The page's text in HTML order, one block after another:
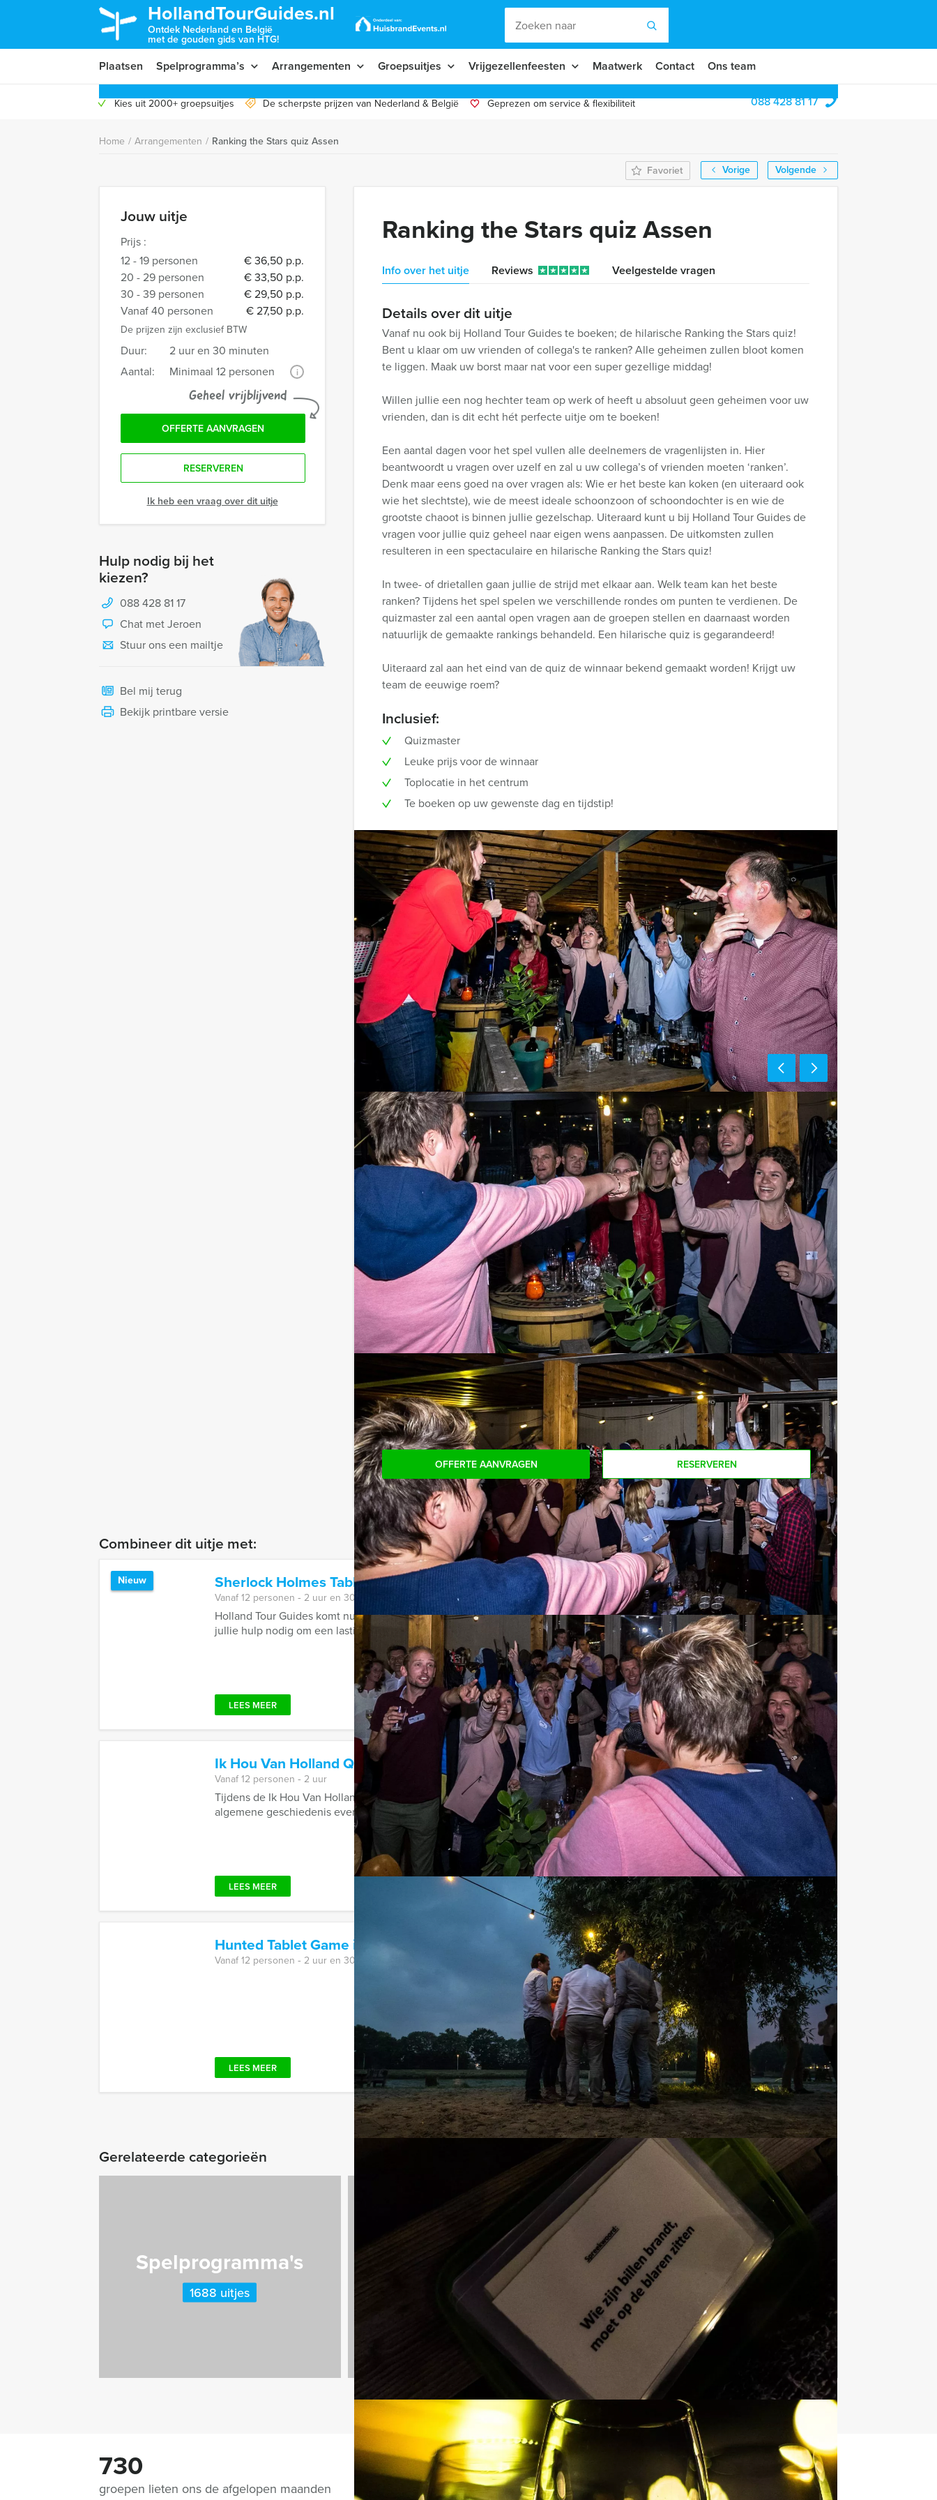
HollandTourGuides.nl
Ontdek Nederland en België
met de gouden gids van HTG!
Plaatsen Spelprogramma’s Arrangementen Groepsuitjes Vrijgezellenfeesten Maatwerk Contact Ons team
Kies uit 2000+ groepsuitjes De scherpste prijzen van Nederland & België Geprezen om service & flexibiliteit 088 428 81 17
Home / Arrangementen / Ranking the Stars quiz Assen
Vorige
Volgende
Favoriet
Jouw uitje
Prijs :
12 - 19 personen
€ 36,50 p.p.
20 - 29 personen
€ 33,50 p.p.
30 - 39 personen
€ 29,50 p.p.
Vanaf 40 personen
€ 27,50 p.p.
De prijzen zijn exclusief BTW
Duur:
2 uur en 30 minuten
Aantal:
Minimaal 12 personen i
Geheel vrijblijvend
OFFERTE AANVRAGEN
RESERVEREN
Ik heb een vraag over dit uitje
Hulp nodig bij het
kiezen?
088 428 81 17
Chat met Jeroen
Stuur ons een mailtje
Bel mij terug
Bekijk printbare versie
Ranking the Stars quiz Assen
Info over het uitje Reviews Veelgestelde vragen
Details over dit uitje
Vanaf nu ook bij Holland Tour Guides te boeken; de hilarische Ranking the Stars quiz!
Bent u klaar om uw vrienden of collega's te ranken? Alle geheimen zullen bloot komen
te liggen. Maak uw borst maar nat voor een super gezellige middag!
Willen jullie een nog hechter team op werk of heeft u absoluut geen geheimen voor uw
vrienden, dan is dit echt hét perfecte uitje om te boeken!
Een aantal dagen voor het spel vullen alle deelnemers de vragenlijsten in. Hier
beantwoordt u vragen over uzelf en zal u uw collega’s of vrienden moeten ‘ranken’.
Denk maar eens goed na over vragen als: Wie er het beste kan koken (en uiteraard ook
wie het slechtste), wie de meest ideale schoonzoon of schoondochter is en wie de
grootste chaoot is binnen jullie gezelschap. Uiteraard kunt u bij Holland Tour Guides de
vragen voor jullie quiz geheel naar eigen wens aanpassen. De uitkomsten zullen
resulteren in een spectaculaire en hilarische Ranking the Stars quiz!
In twee- of drietallen gaan jullie de strijd met elkaar aan. Welk team kan het beste
ranken? Tijdens het spel spelen we verschillende rondes om punten te verdienen. De
quizmaster zal een aantal open vragen aan de groepen stellen en daarnaast worden
natuurlijk de gemaakte rankings behandeld. Een hilarische quiz is gegarandeerd!
Uiteraard zal aan het eind van de quiz de winnaar bekend gemaakt worden! Krijgt uw
team de eeuwige roem?
Inclusief:
Quizmaster
Leuke prijs voor de winnaar
Toplocatie in het centrum
Te boeken op uw gewenste dag en tijdstip!
Bezorgkosten benodigdheden:
€ 100,00 excl. BTW
Tip!
Niet telkens uw knip hoeven trekken om uw drankje af te rekenen? Voor € 13,50 per
persoon per uur (excl. BTW) kunt u gebruikmaken van het drankarrangement, waarbij u
onbeperkt kunt genieten van bier, fris, huiswijn, koffie en thee. En... zo komt u ook
achteraf niet voor verrassingen te staan!
Reservering voor kleinere groepen:
Komt u niet aan het minimale aantal deelnemers voor dit spelprogramma? Als u bereid
bent voor het minimale aantal te betalen, kunt u ook gewoon voor minder personen
boeken!
OFFERTE AANVRAGEN RESERVEREN
Combineer dit uitje met:
Sherlock Holmes Tablet Game Maastricht
Nieuw Vanaf€ 27,50 p.p. excl. BTW
Vanaf 12 personen ‐ 2 uur en 30 minuten
Holland Tour Guides komt nu met een spectaculaire virtuele game in het centrum van Maastricht. De politie heeft dringend
jullie hulp nodig om een lastige moordzaak op te ...
LEES MEER Favoriet
Ik Hou Van Holland Quiz Enschede Vanaf€ 27,50p.p. excl. BTW
Vanaf 12 personen ‐ 2 uur
Tijdens de Ik Hou Van Holland Quiz van Holland Tour Guides in Enschede wordt uw kennis over de Nederlandse muziek en
algemene geschiedenis even op de proef gesteld. De ...
LEES MEER Favoriet
Hunted Tablet Game in Ede Vanaf€ 27,50 p.p. excl. BTW
Vanaf 12 personen ‐ 2 uur en 30 minuten
LEES MEER Favoriet
Gerelateerde categorieën
Spelprogramma's
1688 uitjes
Teambuilding
2167 uitjes
Quizzes
732 uitjes
730
groepen lieten ons de afgelopen maanden
Vragen over dit uitje?